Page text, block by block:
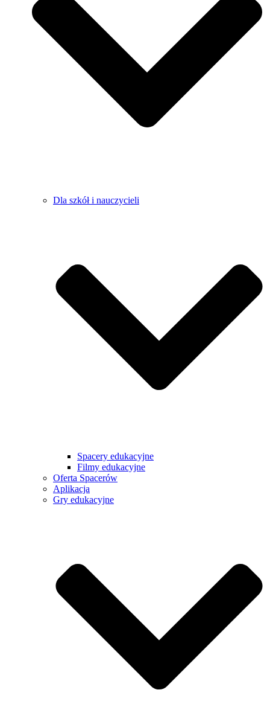
Dla szkół i nauczycieli
Spacery edukacyjne
Filmy edukacyjne
Oferta Spacerów
Aplikacja
Gry edukacyjne